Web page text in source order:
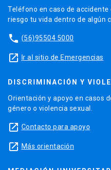
Teléfono en caso de
riesgo tu vida dentro de algún
phone (56)95504 5000
launch Ir al sitio de Emergencias
DISCRIMINACIÓN Y
Orientación y apoyo en casos
género o violencia sexual.
launch Contacto para apoyo
launch Más orientación